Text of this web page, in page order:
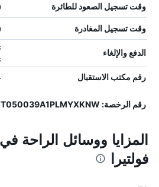
وقت تسجيل الصعود للطائرة
وقت تسجيل المغادرة
الدفع والإلغاء
رقم مكتب الاستقبال
رقم الرخصة: 050039ALB0019, IT050039A1PLMYXKNW
المزايا ووسائل الراحة
فولتيرا